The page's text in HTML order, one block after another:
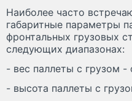
Наиболее часто
габаритные параметры
фронтальных грузовых
следующих диапазонах:
- вес паллеты с грузом -
- высота паллеты с